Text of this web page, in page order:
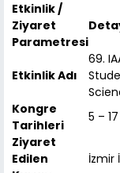
Etkinlik /
Ziyaret
Parametresi
Etkinlik Adı
69.
Kongre
Tarihleri
5 –
Ziyaret
Edilen
İzmir